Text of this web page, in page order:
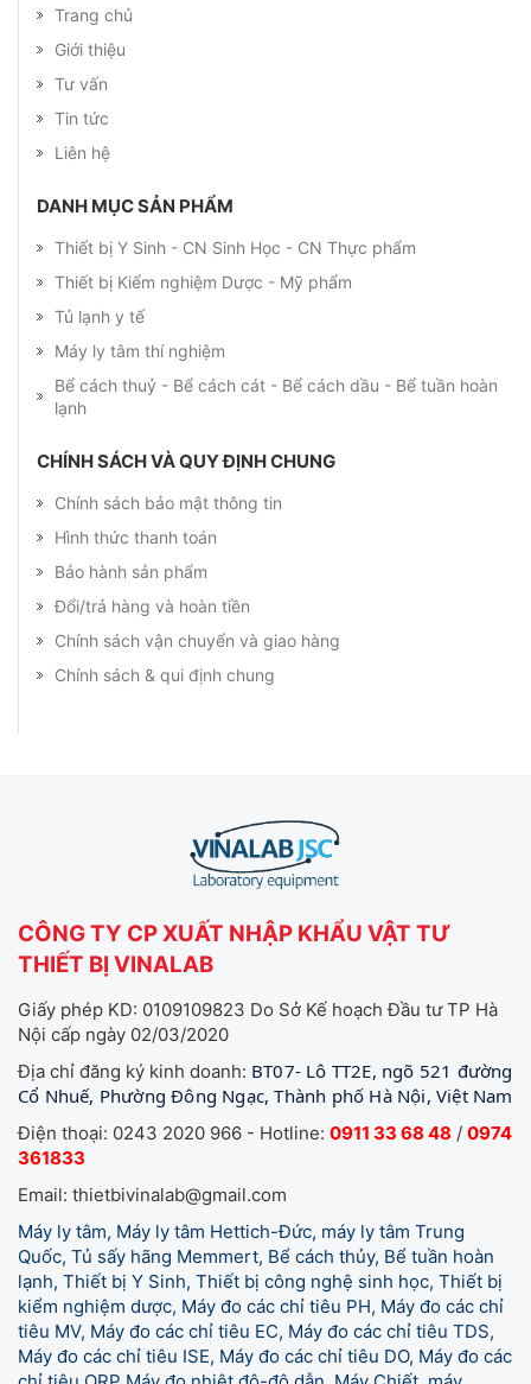
Trang chủ
Giới thiệu
Tư vấn
Tin tức
Liên hệ
DANH MỤC SẢN PHẨM
Thiết bị Y Sinh - CN Sinh Học - CN Thực phẩm
Thiết bị Kiểm nghiệm Dược - Mỹ phẩm
Tủ lạnh y tế
Máy ly tâm thí nghiệm
Bể cách thuỷ - Bể cách cát - Bể cách dầu - Bể tuần hoàn
lạnh
CHÍNH SÁCH VÀ QUY ĐỊNH CHUNG
Chính sách bảo mật thông tin
Hình thức thanh toán
Bảo hành sản phẩm
Đổi/trả hàng và hoàn tiền
Chính sách vận chuyển và giao hàng
Chính sách & qui định chung
CÔNG TY CP XUẤT NHẬP KHẨU VẬT TƯ
THIẾT BỊ VINALAB
Giấy phép KD: 0109109823 Do Sở Kế hoạch Đầu tư TP Hà
Nội cấp ngày 02/03/2020
Địa chỉ đăng ký kinh doanh: BT07- Lô TT2E, ngõ 521 đường
Cổ Nhuế, Phường Đông Ngạc, Thành phố Hà Nội, Việt Nam
Điện thoại: 0243 2020 966 - Hotline: 0911 33 68 48 / 0974
361833
Email: thietbivinalab@gmail.com
Máy ly tâm, Máy ly tâm Hettich-Đức, máy ly tâm Trung
Quốc, Tủ sấy hãng Memmert, Bể cách thủy, Bể tuần hoàn
lạnh, Thiết bị Y Sinh, Thiết bị công nghệ sinh học, Thiết bị
kiểm nghiệm dược, Máy đo các chỉ tiêu PH, Máy đo các chỉ
tiêu MV, Máy đo các chỉ tiêu EC, Máy đo các chỉ tiêu TDS,
Máy đo các chỉ tiêu ISE, Máy đo các chỉ tiêu DO, Máy đo các